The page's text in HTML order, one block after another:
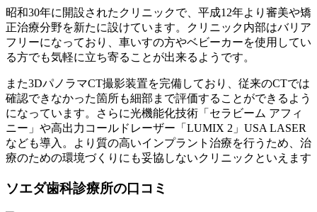
昭和30年に開設されたクリニックで、平成12年より審美や矯
正治療分野を新たに設けています。クリニック内部はバリア
フリーになっており、車いすの方やベビーカーを使用してい
る方でも気軽に立ち寄ることが出来るようです。
また3DパノラマCT撮影装置を完備しており、従来のCTでは
確認できなかった箇所も細部まで評価することができるよう
になっています。さらに光機能化技術「セラビーム アフィ
ニー」や高出力コールドレーザー「LUMIX 2」USA LASER
なども導入。より質の高いインプラント治療を行うため、治
療のための環境づくりにも妥協しないクリニックといえます
ソエダ歯科診療所の口コミ